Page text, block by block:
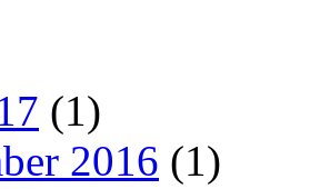
(1)
2016 (1)